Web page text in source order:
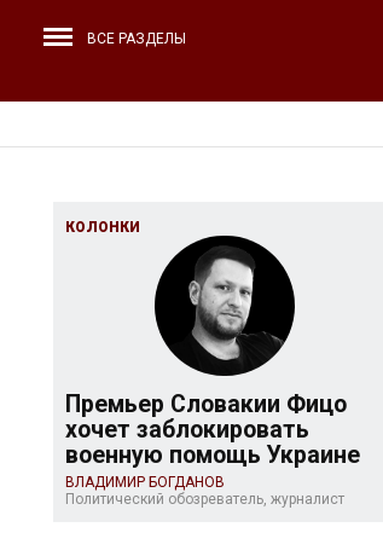
ВСЕ РАЗДЕЛЫ
КОЛОНКИ
Премьер Словакии Фицо
хочет заблокировать
военную помощь Украине
ВЛАДИМИР БОГДАНОВ
Политический обозреватель, журналист